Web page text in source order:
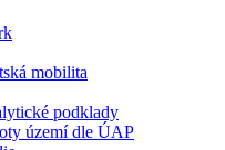
mobilita
podklady
území dle ÚAP